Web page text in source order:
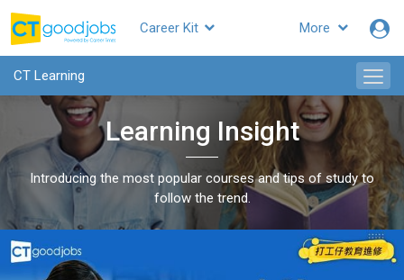
More
CTgoodjobs
Career Kit
CT Learning
Learning Insight
Introducing the most popular courses and tips of study to
follow the trend.